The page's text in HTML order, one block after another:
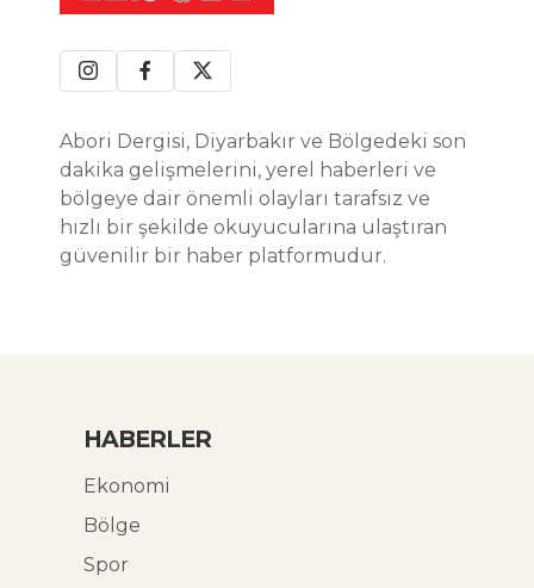
Abori Dergisi, Diyarbakır ve Bölgedeki son
dakika gelişmelerini, yerel haberleri ve
bölgeye dair önemli olayları tarafsız ve
hızlı bir şekilde okuyucularına ulaştıran
güvenilir bir haber platformudur.
HABERLER
Ekonomi
Bölge
Spor